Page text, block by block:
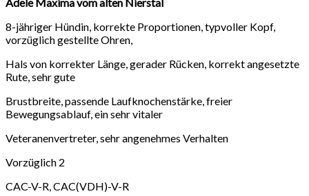
8-jähriger Hündin, korrekte Proportionen, typvoller Kopf,
vorzüglich gestellte Ohren,
Hals von korrekter Länge, gerader Rücken, korrekt angesetzte
Rute, sehr gute
Brustbreite, passende Laufknochenstärke, freier
Bewegungsablauf, ein sehr vitaler
Veteranenvertreter, sehr angenehmes Verhalten
Vorzüglich 2
CAC-V-R, CAC(VDH)-V-R